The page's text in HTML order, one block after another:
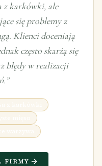
z karkówki, ale
się problemy z
Klienci doceniają
często skarżą się
błędy w realizacji
”
warzywa
FIRMY